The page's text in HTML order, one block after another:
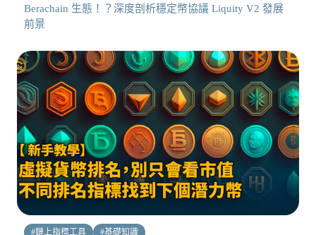
Berachain 生態！？深度剖析穩定幣協議 Liquity V2 發展
前景
#鏈上指標工具 #基礎知識